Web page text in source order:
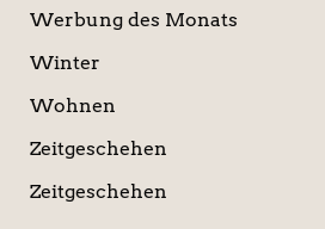
Werbung des Monats
Winter
Wohnen
Zeitgeschehen
Zeitgeschehen